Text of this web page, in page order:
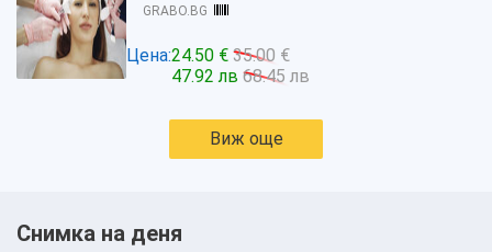
GRABO.BG
Цена:24.50 € 35.00 €
47.92 лв 68.45 лв
Виж още
Снимка на деня